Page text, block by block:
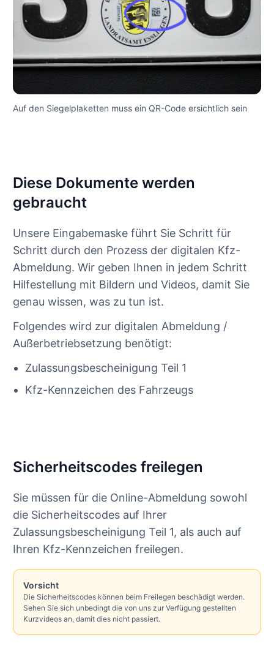
Auf den Siegelplaketten muss ein QR-Code ersichtlich sein
Diese Dokumente werden
gebraucht
Unsere Eingabemaske führt Sie Schritt für
Schritt durch den Prozess der digitalen Kfz-
Abmeldung. Wir geben Ihnen in jedem Schritt
Hilfestellung mit Bildern und Videos, damit Sie
genau wissen, was zu tun ist.
Folgendes wird zur digitalen Abmeldung /
Außerbetriebsetzung benötigt:
Zulassungsbescheinigung Teil 1
Kfz-Kennzeichen des Fahrzeugs
Sicherheitscodes freilegen
Sie müssen für die Online-Abmeldung sowohl
die Sicherheitscodes auf Ihrer
Zulassungsbescheinigung Teil 1, als auch auf
Ihren Kfz-Kennzeichen freilegen.
Vorsicht
Die Sicherheitscodes können beim Freilegen beschädigt werden.
Sehen Sie sich unbedingt die von uns zur Verfügung gestellten
Kurzvideos an, damit dies nicht passiert.